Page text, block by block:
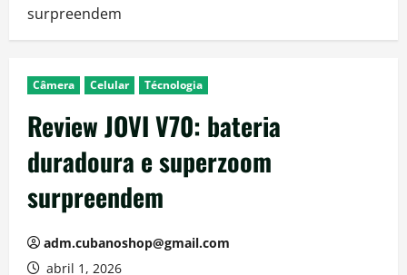
surpreendem
Câmera Celular Técnologia
Review JOVI V70: bateria
duradoura e superzoom
surpreendem
adm.cubanoshop@gmail.com
abril 1, 2026